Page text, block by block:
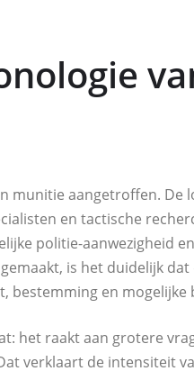
munitie aangetroffen. De
en tactische
politie-aanwezigheid
is het duidelijk
bestemming en mogelijke
het raakt aan grotere
verklaart de intensiteit